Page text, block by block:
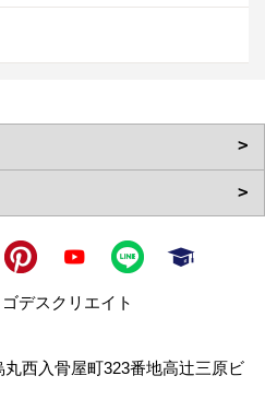
デスクリエイト
西入骨屋町323番地高辻三原ビ